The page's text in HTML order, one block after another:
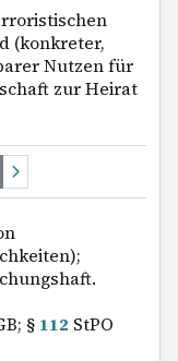
(konkreter,
Nutzen für
zur Heirat
§ 112 StPO